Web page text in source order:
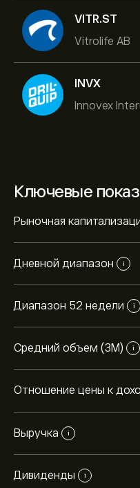
VITR.ST
Vitrolife AB
INVX
Innovex
Ключевые
Рыночная
Дневной диапазон i
Диапазон 52 недели i
Средний объем (3М) i
Отношение цены к
Выручка i
Дивиденды i